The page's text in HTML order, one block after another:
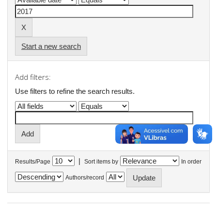
Start a new search
Add filters:
Use filters to refine the search results.
Results/Page | Sort items by In order
Authors/record